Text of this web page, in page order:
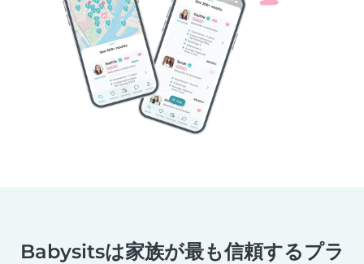
Babysitsは家族が最も信頼するプラ